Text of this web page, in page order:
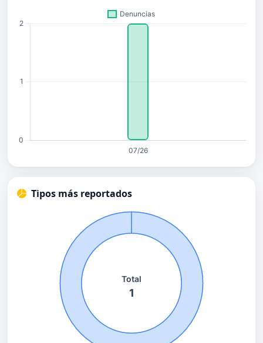
Tipos más reportados